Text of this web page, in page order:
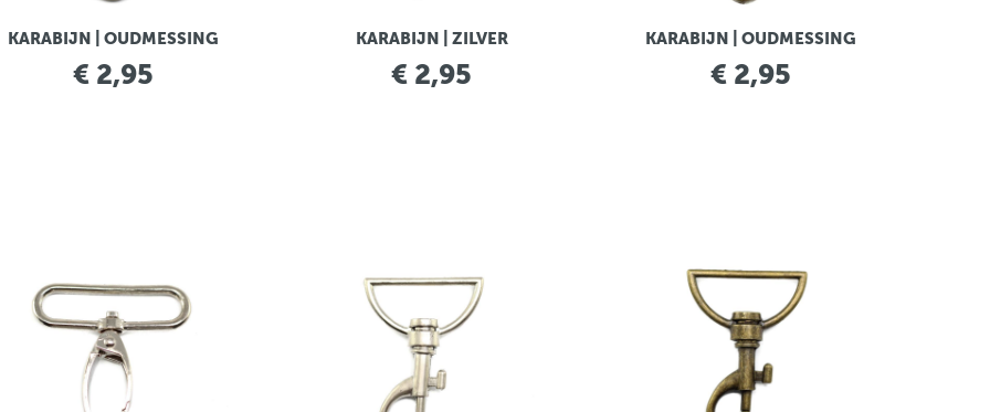
KARABIJN | OUDMESSING
€ 2,95
KARABIJN | ZILVER
€ 2,95
KARABIJN | OUDMESSING
€ 2,95